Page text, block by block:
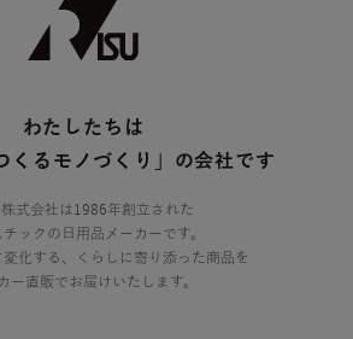
わたしたちは
くるモノづくり」の会社です
株式会社は1986年創立された
チックの日用品メーカーです。
変化する、くらしに寄り添った商品を
ー直販でお届けいたします。